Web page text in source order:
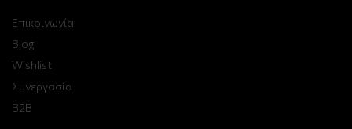
Επικοινωνία
Blog
Wishlist
Συνεργασία
B2B